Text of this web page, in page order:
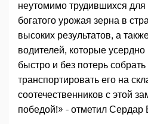
неутомимо трудившихся
богатого урожая зерна в
высоких результатов, а
водителей, которые
быстро и без потерь
транспортировать его на
соотечественников с этой
победой!» - отметил